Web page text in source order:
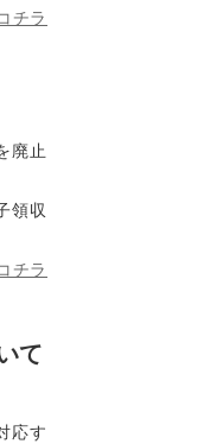
チラ
廃止
領収
チラ
て
応す